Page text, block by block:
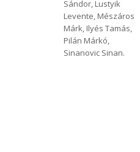
Sándor, Lustyik
Levente, Mészáros
Márk, Ilyés Tamás,
Pilán Márkó,
Sinanovic Sinan.